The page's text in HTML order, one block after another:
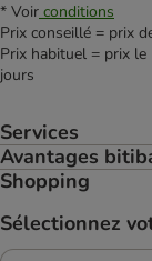
* Voir conditions
Prix conseillé = prix
Prix habituel = prix
jours
Services
Avantages
Shopping
Sélectionnez